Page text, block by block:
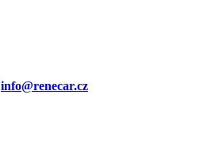
info@renecar.cz